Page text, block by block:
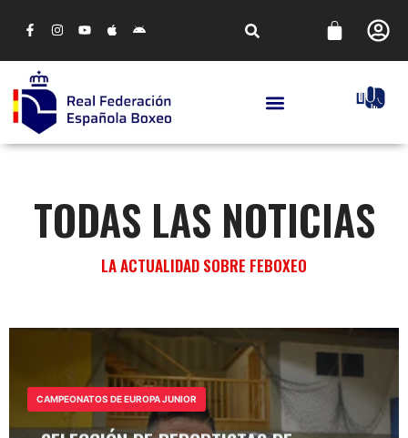
TODAS LAS NOTICIAS
LA ACTUALIDAD SOBRE FEBOXEO
CAMPEONATOS DE EUROPA JUNIOR
SELECCIÓN DE DEPORTISTAS DE
CASTILLA-LA MANCHA PARA LOS
CAMPEONATOS DE ESPAÑA JOVEN Y
CAMPEONATOS DE EUROPA JUNIOR